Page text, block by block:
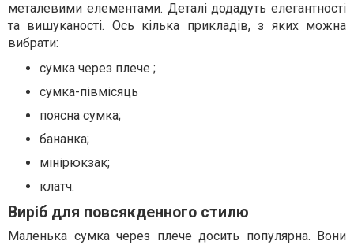
металевими елементами. Деталі додадуть елегантності
та вишуканості. Ось кілька прикладів, з яких можна
вибрати:
сумка через плече ;
сумка-півмісяць
поясна сумка;
бананка;
мінірюкзак;
клатч.
Виріб для повсякденного стилю
Маленька сумка через плече досить популярна. Вони